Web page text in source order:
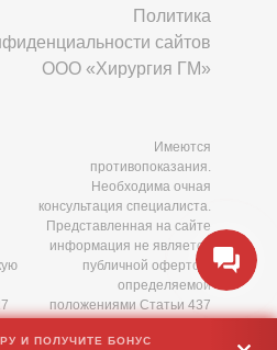
Политика
сайтов
ООО «Хирургия ГМ»
Имеются
противопоказания.
Необходима очная
консультация специалиста.
Представленная на сайте
информация не является
публичной офертой,
определяемой
положениями Статьи 437
И ПОЛУЧИТЕ БОНУС